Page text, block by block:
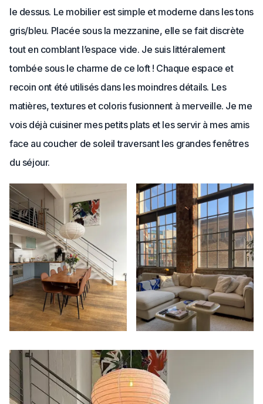
le dessus. Le mobilier est simple et moderne dans les tons
gris/bleu. Placée sous la mezzanine, elle se fait discrète
tout en comblant l’espace vide. Je suis littéralement
tombée sous le charme de ce loft ! Chaque espace et
recoin ont été utilisés dans les moindres détails. Les
matières, textures et coloris fusionnent à merveille. Je me
vois déjà cuisiner mes petits plats et les servir à mes amis
face au coucher de soleil traversant les grandes fenêtres
du séjour.